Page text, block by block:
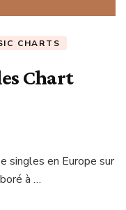
CHARTS
Chart
singles en Europe sur
à …